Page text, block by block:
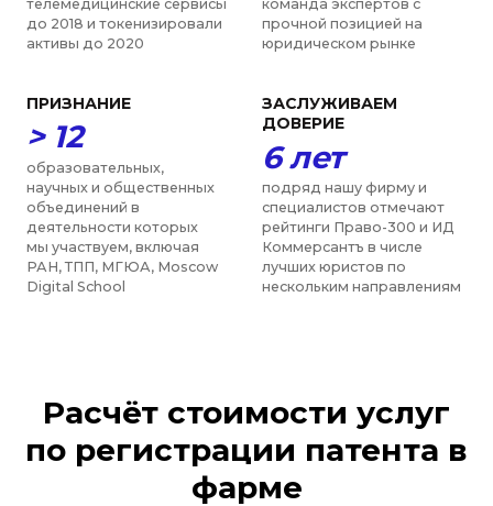
Расчёт стоимости услуг
по регистрации патента в
фарме